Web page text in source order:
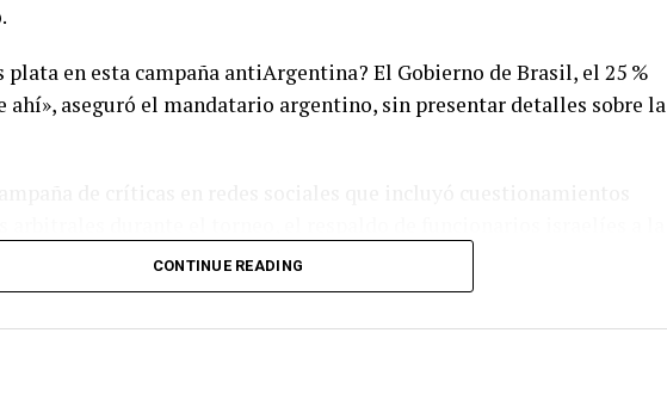
plata en esta campaña antiArgentina? El Gobierno de Brasil, el 25 %
ahí», aseguró el mandatario argentino, sin presentar detalles sobre la
sobre presuntas actitudes racistas en el país
de nuevas políticas económicas y libertarias en la región.
CONTINUE READING